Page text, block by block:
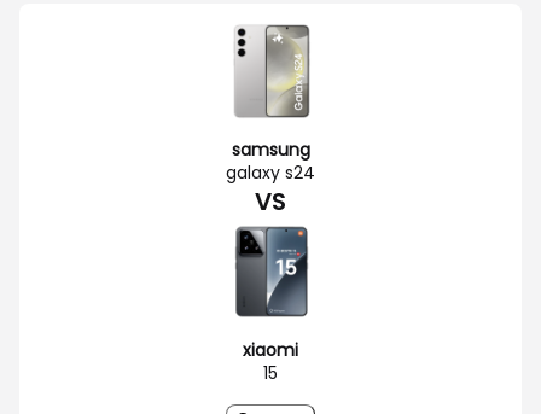
samsung
galaxy s24
VS
xiaomi
15